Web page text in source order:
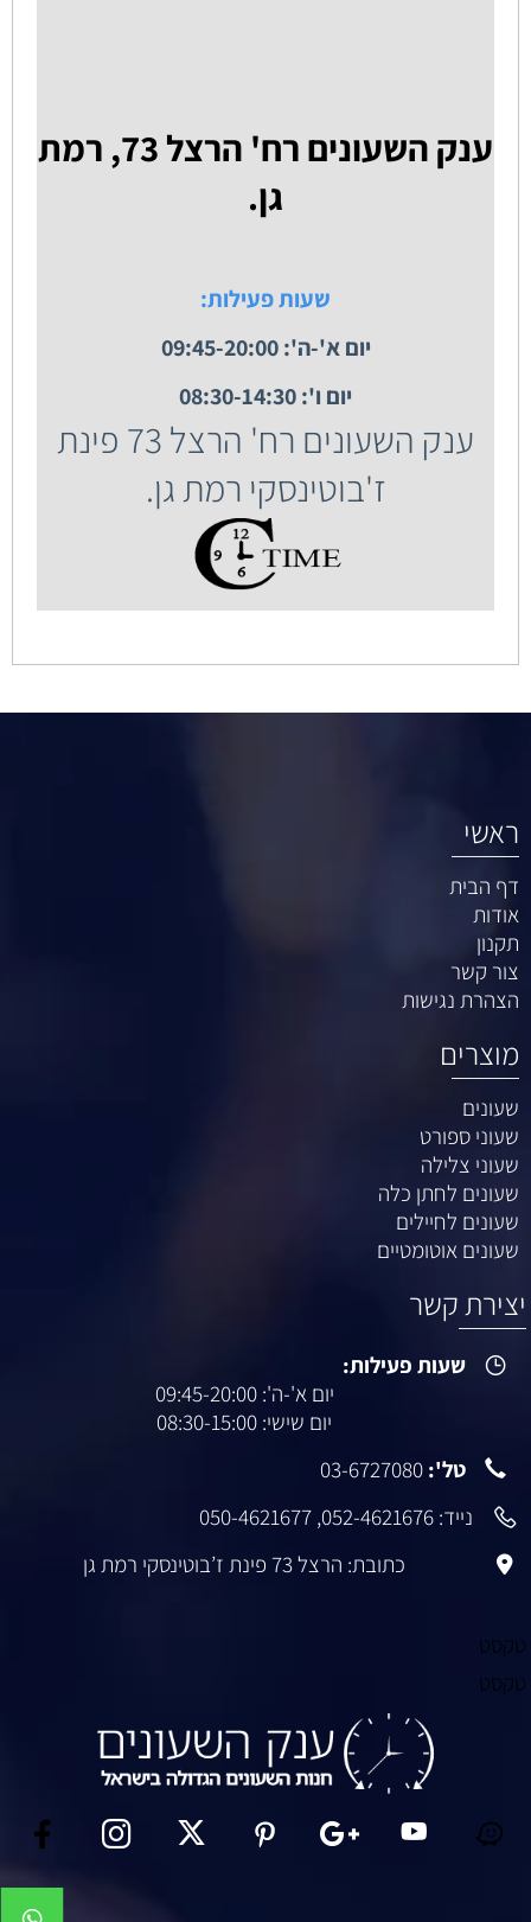
ענק השעונים רח' הרצל 73, רמת
גן.
שעות פעילות:
יום א'-ה': 09:45-20:00
יום ו': 08:30-14:30
ענק השעונים רח' הרצל 73 פינת
ז'בוטינסקי רמת גן.
ראשי
דף הבית
אודות
תקנון
צור קשר
הצהרת נגישות
מוצרים
שעונים
שעוני ספורט
שעוני צלילה
שעונים לחתן כלה
שעונים לחיילים
שעונים אוטומטיים
יצירת קשר
שעות פעילות:
יום א'-ה': 09:45-20:00
יום שישי: 08:30-15:00
טל': 03-6727080
נייד: 052-4621676
,
050-4621677
כתובת: הרצל 73 פינת ז’בוטינסקי רמת גן
טקסט
טקסט